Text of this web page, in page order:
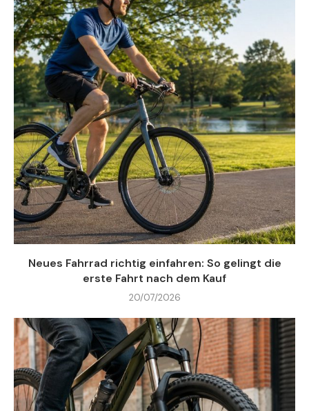
Neues Fahrrad richtig einfahren: So gelingt die
erste Fahrt nach dem Kauf
20/07/2026